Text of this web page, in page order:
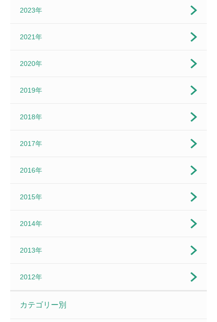
2023年
2021年
2020年
2019年
2018年
2017年
2016年
2015年
2014年
2013年
2012年
カテゴリー別